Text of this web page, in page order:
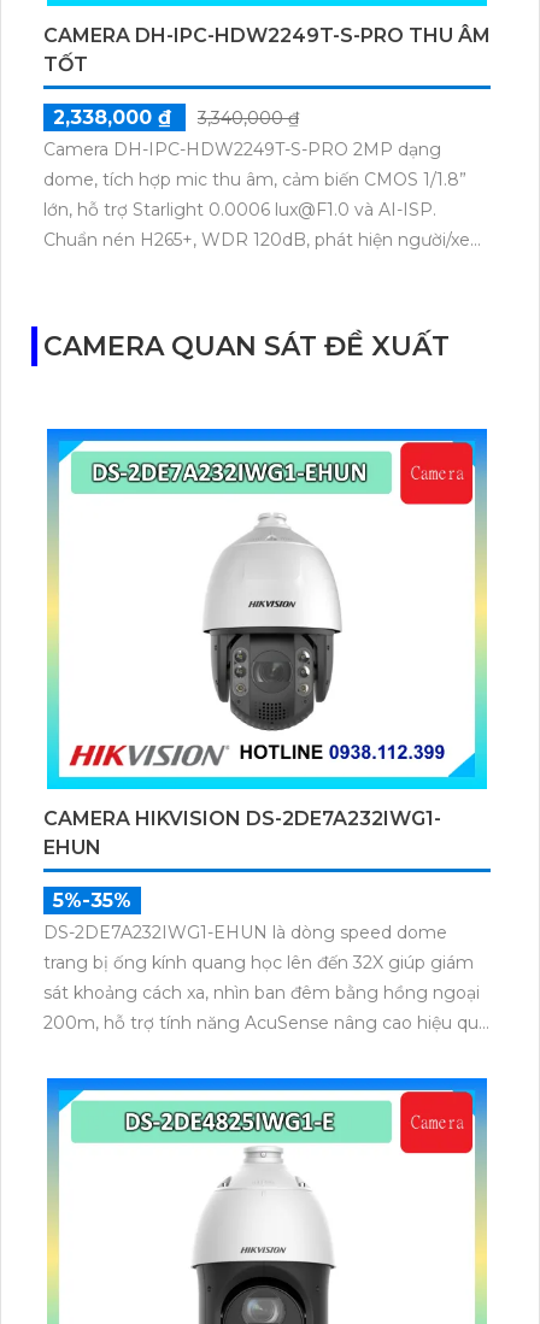
CAMERA DH-IPC-HDW2249T-S-PRO THU ÂM
TỐT
2,338,000 ₫
3,340,000 ₫
Camera DH-IPC-HDW2249T-S-PRO 2MP dạng
dome, tích hợp mic thu âm, cảm biến CMOS 1/1.8”
lớn, hỗ trợ Starlight 0.0006 lux@F1.0 và AI-ISP.
Chuẩn nén H265+, WDR 120dB, phát hiện người/xe
CAMERA QUAN SÁT ĐỀ XUẤT
CAMERA HIKVISION DS-2DE7A232IWG1-
EHUN
5%-35%
DS-2DE7A232IWG1-EHUN là dòng speed dome
trang bị ống kính quang học lên đến 32X giúp giám
sát khoảng cách xa, nhìn ban đêm bằng hồng ngoại
200m, hỗ trợ tính năng AcuSense nâng cao hiệu quả
nghệ Self-learning